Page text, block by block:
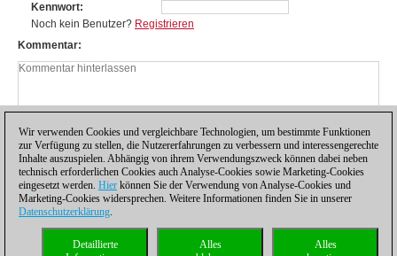
Kennwort
Noch kein Benutzer? Registrieren
Kommentar
Datenschutzhinweis| Kontakt| |Lizenzen
Wir verwenden Cookies und vergleichbare Technologien, um bestimmte Funktionen
zur Verfügung zu stellen, die Nutzererfahrungen zu verbessern und interessengerechte
Inhalte auszuspielen. Abhängig von ihrem Verwendungszweck können dabei neben
technisch erforderlichen Cookies auch Analyse-Cookies sowie Marketing-Cookies
eingesetzt werden. Hier können Sie der Verwendung von Analyse-Cookies und
Marketing-Cookies widersprechen. Weitere Informationen finden Sie in unserer
Datenschutzerklärung.
Alles
Alles
Detaillierte